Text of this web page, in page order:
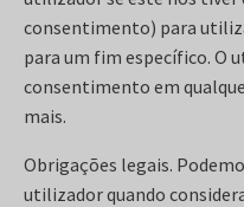
consentimento) para
para um fim específico. O
consentimento em
mais.
Obrigações legais.
utilizador quando